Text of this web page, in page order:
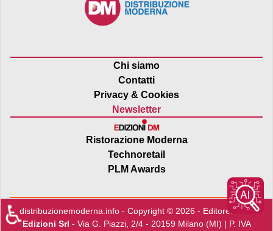
Chi siamo
Contatti
Privacy & Cookies
Newsletter
Ristorazione Moderna
Technoretail
PLM Awards
distribuzionemoderna.info - Copyright © 2026 - Editore:Edra
Edizioni Srl - Via G. Piazzi, 2/4 - 20159 Milano (MI) | P. IVA